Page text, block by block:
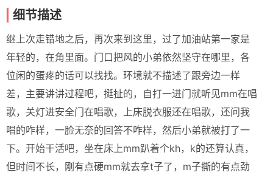
细节描述
继上次走错地之后，再次来到这里，过了加油站第一家是
年轻的，在角里面。门口把风的小弟依然坚守在哪里，各
位闲的蛋疼的话可以找找。环境就不描述了跟旁边一样
差，主要讲讲过程吧，挺扯的，自打一进门就听见mm在唱
歌，关灯进安全门在唱歌，上床脱衣服还在唱歌，还问我
唱的咋样，一脸无奈的回答不咋样，然后小弟就被打了一
下。开始干活吧，坐在床上mm趴着个kh，k的还算认真，
但时间不长，刚有点硬mm就去拿t子了，m子撕的有点劲